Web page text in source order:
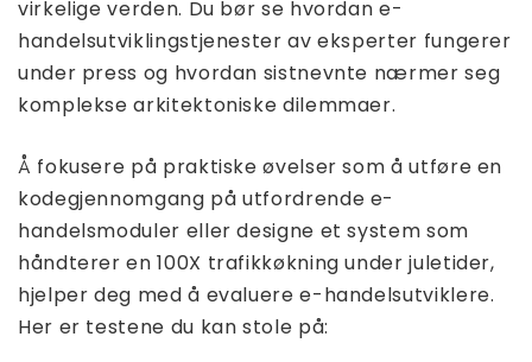
virkelige verden. Du bør se hvordan e-
handelsutviklingstjenester av eksperter fungerer
under press og hvordan sistnevnte nærmer seg
komplekse arkitektoniske dilemmaer.
Å fokusere på praktiske øvelser som å utføre en
kodegjennomgang på utfordrende e-
handelsmoduler eller designe et system som
håndterer en 100X trafikkøkning under juletider,
hjelper deg med å evaluere e-handelsutviklere.
Her er testene du kan stole på: